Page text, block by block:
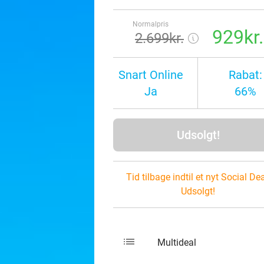
Normalpris
2.699kr. 929kr.
Snart Online
Ja
Rabat:
66%
Udsolgt!
Tid tilbage indtil et nyt Social
Udsolgt!
list Multideal